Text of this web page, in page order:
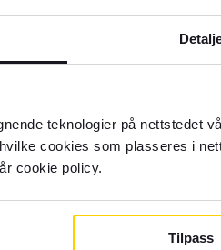
teknologier på nettstedet
cookies som plasseres i
cookie policy.
Tilpass
på blandt annet